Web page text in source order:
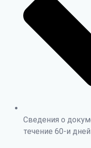
Сведения о
течение 60-и